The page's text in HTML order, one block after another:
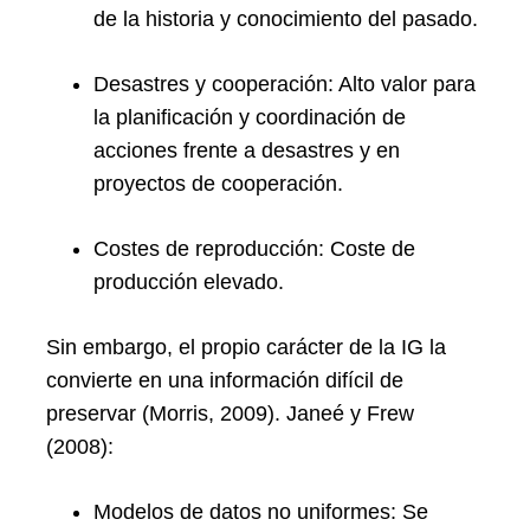
de la historia y conocimiento del pasado.
Desastres y cooperación: Alto valor para
la planificación y coordinación de
acciones frente a desastres y en
proyectos de cooperación.
Costes de reproducción: Coste de
producción elevado.
Sin embargo, el propio carácter de la IG la
convierte en una información difícil de
preservar (Morris, 2009). Janeé y Frew
(2008):
Modelos de datos no uniformes: Se